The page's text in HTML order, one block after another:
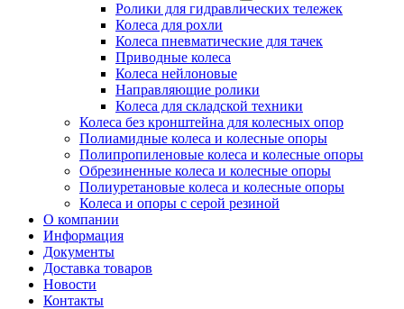
Ролики для гидравлических тележек
Колеса для рохли
Колеса пневматические для тачек
Приводные колеса
Колеса нейлоновые
Направляющие ролики
Колеса для складской техники
Колеса без кронштейна для колесных опор
Полиамидные колеса и колесные опоры
Полипропиленовые колеса и колесные опоры
Обрезиненные колеса и колесные опоры
Полиуретановые колеса и колесные опоры
Колеса и опоры с серой резиной
О компании
Информация
Документы
Доставка товаров
Новости
Контакты